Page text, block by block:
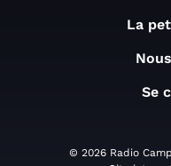
La
Se
© 2026 Radio